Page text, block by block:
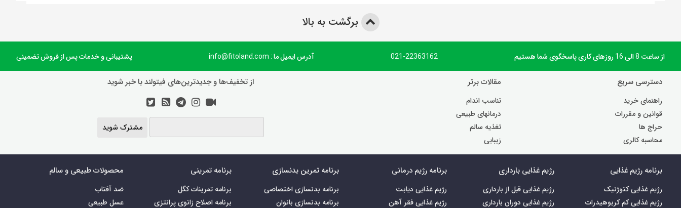
برگشت به بالا
از ساعت 8 الی 16 روزهای کاری پاسخگوی شما هستیم 021-22363162 آدرس ایمیل ما : info@fitoland.com پشتیبانی و خدمات پس از فروش تضمینی
دسترسی سریع
راهنمای خرید
قوانین و مقررات
حراج ها
محاسبه کالری
مقالات برتر
تناسب اندام
درمانهای طبیعی
تغذیه سالم
زیبایی
از تخفیف‌ها و جدیدترین‌های فیتولند با خبر شوید
مشترک شوید
برنامه رژیم غذایی
رژیم غذایی کتوژنیک
رژیم غذایی کم کربوهیدرات
رژیم غذایی بارداری
رژیم غذایی قبل از بارداری
رژیم غذایی دوران بارداری
برنامه رژیم درمانی
رژیم غذایی دیابت
رژیم غذایی فقر آهن
برنامه تمرین بدنسازی
برنامه بدنسازی اختصاصی
برنامه بدنسازی بانوان
برنامه تمرینی
برنامه تمرینات کگل
برنامه اصلاح زانوی پرانتزی
محصولات طبیعی و سالم
ضد آفتاب
عسل طبیعی